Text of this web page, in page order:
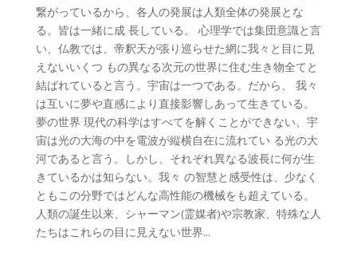
繋がっているから、各人の発展は人類全体の発展とな
る。皆は一緒に成 長している。 心理学では集団意識と言
い、仏教では、帝釈天が張り巡らせた網に我々と目に見
えないいくつ もの異なる次元の世界に住む生き物全てと
結ばれていると言う。宇宙は一つである。だから、 我々
は互いに夢や直感により直接影響しあって生きている。
夢の世界 現代の科学はすべてを解くことができない、宇
宙は光の大海の中を電波が縦横自在に流れてい る光の大
河であると言う。しかし、それぞれ異なる波長に何が生
きているかは知らない。我々 の智慧と感受性は、少なく
ともこの分野ではどんな高性能の機械をも超えている。
人類の誕生以来、シャーマン(霊媒者)や宗教家、特殊な人
たちはこれらの目に見えない世界...